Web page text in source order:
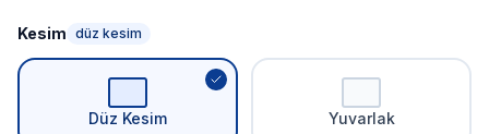
Kesim düz kesim
Düz Kesim Yuvarlak